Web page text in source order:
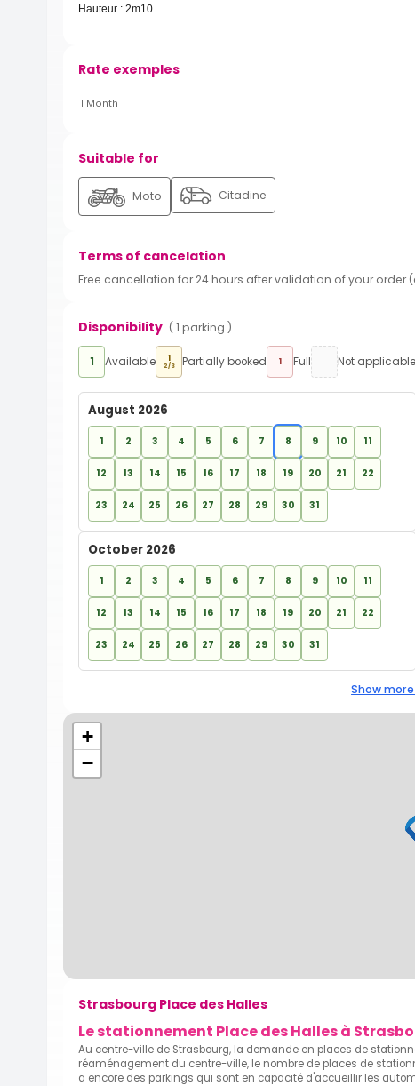
Hauteur : 2m10
Rate exemples
1 Month
Suitable for
Moto Citadine
Terms of cancelation
Free cancellation for 24 hours after validation of your order
Disponibility ( 1 parking )
1 Available 1
2/3 Partially booked 1 Full Not applicable
August 2026
1 2 3 4 5 6 7 8 9 10 11
12 13 14 15 16 17 18 19 20 21 22
23 24 25 26 27 28 29 30 31
October 2026
1 2 3 4 5 6 7 8 9 10 11
12 13 14 15 16 17 18 19 20 21 22
23 24 25 26 27 28 29 30 31
Show
+
−
Strasbourg Place des Halles
Le stationnement Place des Halles à
Au centre-ville de Strasbourg, la demande en places de
réaménagement du centre-ville, le nombre de places de
a encore des parkings qui sont en capacité d'accueillir les